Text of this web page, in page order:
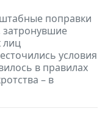
поправки
затронувшие
лиц
условия
в правилах
– в